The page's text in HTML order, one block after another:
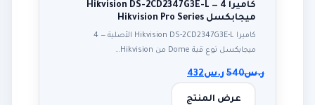
كاميرا Hikvision DS-2CD2347G3E-L — 4
ميجابكسل Hikvision Pro Series
كاميرا Hikvision DS-2CD2347G3E-L الأصلية — 4
ميجابكسل نوع قبة Dome من Hikvision…
ر.س540 ر.س432
عرض المنتج